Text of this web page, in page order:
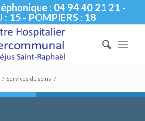
: 04 94 40 21 21 -
: 15 - POMPIERS : 18
/ Services de soins /